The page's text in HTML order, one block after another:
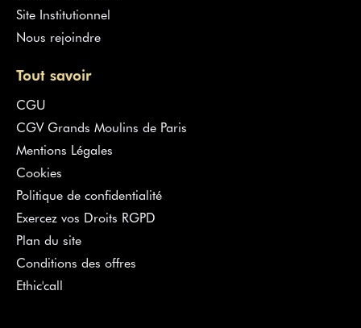
Site Institutionnel
Nous rejoindre
Tout savoir
CGU
CGV Grands Moulins de Paris
Mentions Légales
Cookies
Politique de confidentialité
Exercez vos Droits RGPD
Plan du site
Conditions des offres
Ethic'call